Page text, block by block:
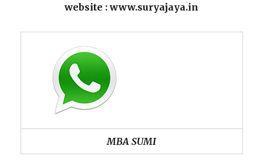
website : www.suryajaya.in
MBA SUMI